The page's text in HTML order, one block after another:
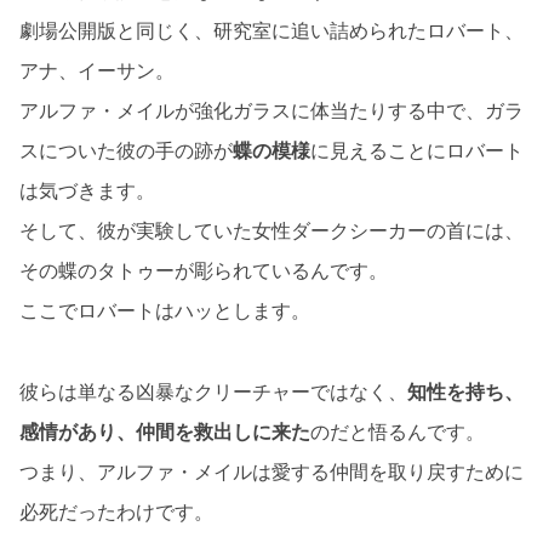
劇場公開版と同じく、研究室に追い詰められたロバート、
アナ、イーサン。
アルファ・メイルが強化ガラスに体当たりする中で、ガラ
スについた彼の手の跡が蝶の模様に見えることにロバート
は気づきます。
そして、彼が実験していた女性ダークシーカーの首には、
その蝶のタトゥーが彫られているんです。
ここでロバートはハッとします。
彼らは単なる凶暴なクリーチャーではなく、 知性を持ち、
感情があり、仲間を救出しに来たのだと悟るんです。
つまり、アルファ・メイルは愛する仲間を取り戻すために
必死だったわけです。